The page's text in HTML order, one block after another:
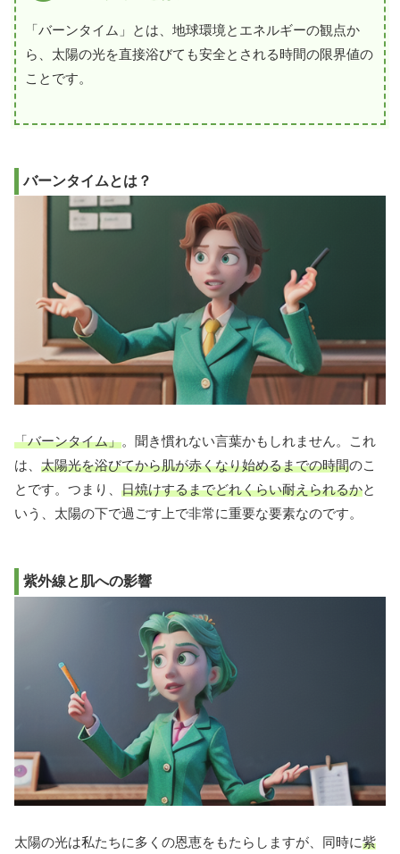
「バーンタイム」とは、地球環境とエネルギーの観点か
ら、太陽の光を直接浴びても安全とされる時間の限界値の
ことです。
バーンタイムとは？
「バーンタイム」。聞き慣れない言葉かもしれません。これ
は、 太陽光を浴びてから肌が赤くなり始めるまでの時間のこ
とです。つまり、 日焼けするまでどれくらい耐えられるかと
いう、太陽の下で過ごす上で非常に重要な要素なのです。
紫外線と肌への影響
太陽の光は私たちに多くの恩恵をもたらしますが、同時に紫